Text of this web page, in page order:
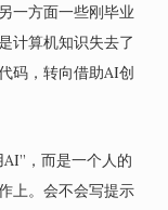
一方面一些刚毕业
计算机知识失去了
码，转向借助AI创
，而是一个人的
上。会不会写提示